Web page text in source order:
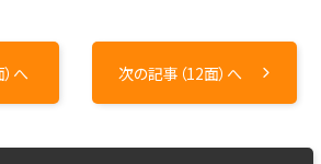
へ 次の記事（12面）へ